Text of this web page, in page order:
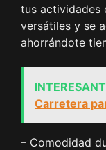
tus actividades
versátiles y se
ahorrándote
Carretera
– Comodidad